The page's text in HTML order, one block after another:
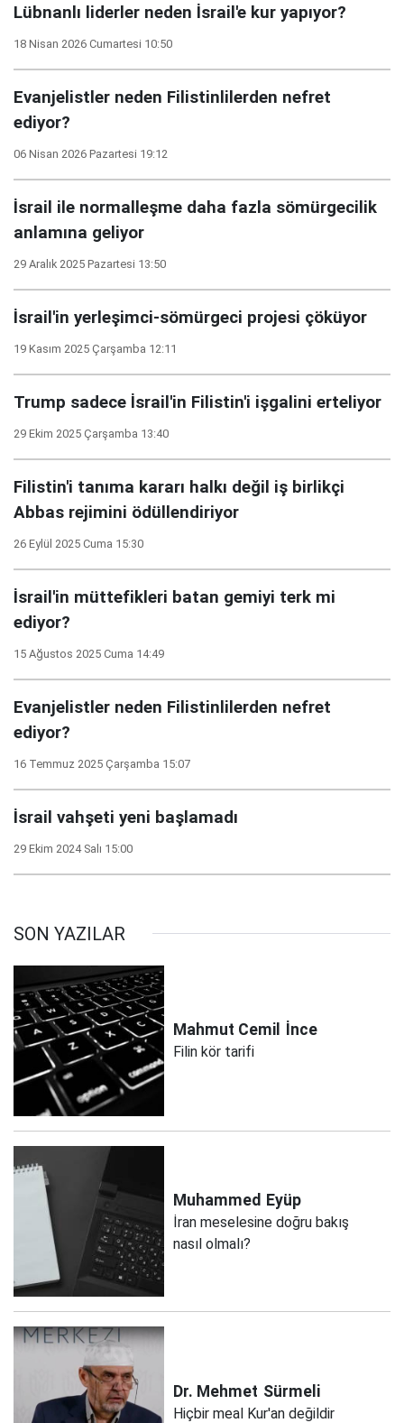
Lübnanlı liderler neden İsrail'e kur yapıyor?
18 Nisan 2026 Cumartesi 10:50
Evanjelistler neden Filistinlilerden nefret
ediyor?
06 Nisan 2026 Pazartesi 19:12
İsrail ile normalleşme daha fazla sömürgecilik
anlamına geliyor
29 Aralık 2025 Pazartesi 13:50
İsrail'in yerleşimci-sömürgeci projesi çöküyor
19 Kasım 2025 Çarşamba 12:11
Trump sadece İsrail'in Filistin'i işgalini erteliyor
29 Ekim 2025 Çarşamba 13:40
Filistin'i tanıma kararı halkı değil iş birlikçi
Abbas rejimini ödüllendiriyor
26 Eylül 2025 Cuma 15:30
İsrail'in müttefikleri batan gemiyi terk mi
ediyor?
15 Ağustos 2025 Cuma 14:49
Evanjelistler neden Filistinlilerden nefret
ediyor?
16 Temmuz 2025 Çarşamba 15:07
İsrail vahşeti yeni başlamadı
29 Ekim 2024 Salı 15:00
SON YAZILAR
Mahmut Cemil İnce
Filin kör tarifi
Muhammed Eyüp
İran meselesine doğru bakış
nasıl olmalı?
Dr. Mehmet Sürmeli
Hiçbir meal Kur'an değildir